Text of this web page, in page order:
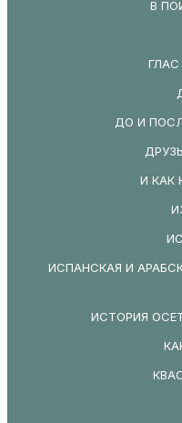
В
ДО И
И КАК
ИСПАНСКАЯ И
ИСТОРИЯ